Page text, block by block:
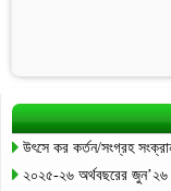
উৎসে কর কর্তন/সংগ্রহ
২০২৫-২৬ অর্থবছরের জুন’২৬